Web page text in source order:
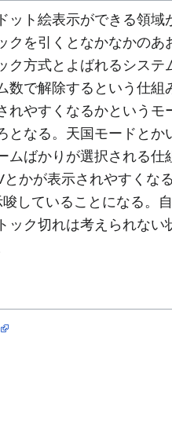
ト絵表示ができる領域
クを引くとなかなかのあ
ク方式とよばれるシステ
数で解除するという仕組
れやすくなるかというモ
となる。天国モードとか
ムばかりが選択される仕
かが表示されやすくな
していることになる。
ック切れは考えられない